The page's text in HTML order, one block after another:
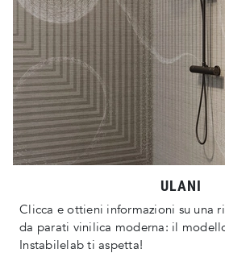
ULANI
Clicca e ottieni informazioni su una
da parati vinilica moderna: il
Instabilelab ti aspetta!